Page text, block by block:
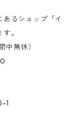
るショップ「イ
。
中無休）
1